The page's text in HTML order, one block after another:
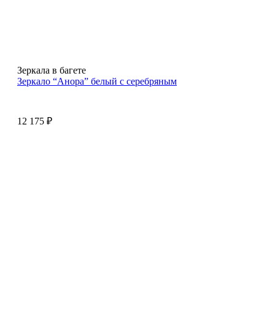
Зеркала в багете
Зеркало “Анора” белый с серебряным
12 175 ₽